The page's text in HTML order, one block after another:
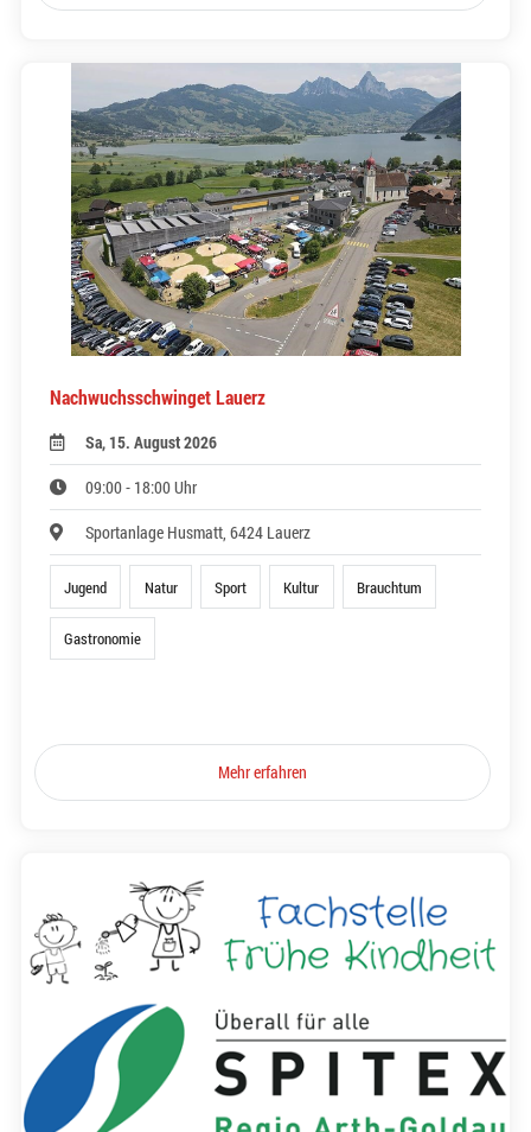
Nachwuchsschwinget Lauerz
Sa, 15. August 2026
09:00 - 18:00 Uhr
Sportanlage Husmatt, 6424 Lauerz
Jugend Natur Sport Kultur Brauchtum
Gastronomie
Mehr erfahren